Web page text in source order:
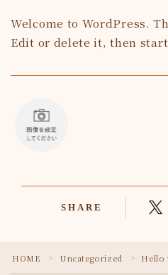
メニュー
お問い合わせ
Welcome to WordPress.
Edit or delete it, then
SHARE
HOME ＞ Uncategorized ＞ Hello